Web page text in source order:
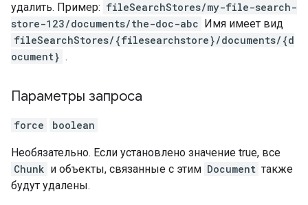
удалить. Пример: fileSearchStores/my-file-search-
store-123/documents/the-doc-abc Имя имеет вид
fileSearchStores/{filesearchstore}/documents/{d
ocument} .
Параметры запроса
force boolean
Необязательно. Если установлено значение true, все
Chunk и объекты, связанные с этим Document также
будут удалены.